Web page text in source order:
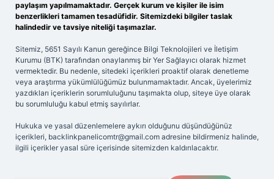
paylaşım yapılmamaktadır. Gerçek kurum ve kişiler ile isim
benzerlikleri tamamen tesadüfidir. Sitemizdeki bilgiler taslak
halindedir ve tavsiye niteliği taşımazlar.
Sitemiz, 5651 Sayılı Kanun gereğince Bilgi Teknolojileri ve İletişim
Kurumu (BTK) tarafından onaylanmış bir Yer Sağlayıcı olarak hizmet
vermektedir. Bu nedenle, sitedeki içerikleri proaktif olarak denetleme
veya araştırma yükümlülüğümüz bulunmamaktadır. Ancak, üyelerimiz
yazdıkları içeriklerin sorumluluğunu taşımakta olup, siteye üye olarak
bu sorumluluğu kabul etmiş sayılırlar.
Hukuka ve yasal düzenlemelere aykırı olduğunu düşündüğünüz
içerikleri, backlinkpanelicomtr@gmail.com adresine bildirmeniz halinde,
ilgili içerikler yasal süre içerisinde sitemizden kaldırılacaktır.